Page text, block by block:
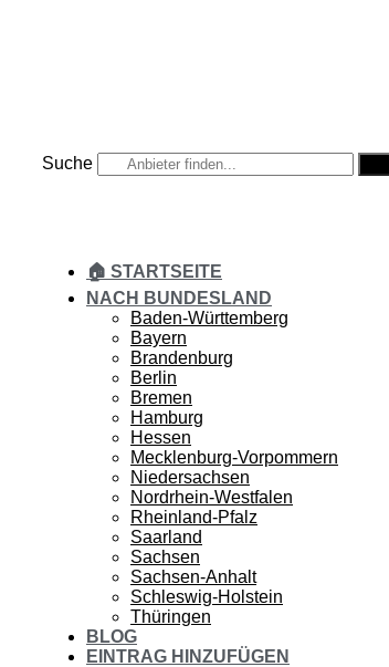
Suche
🏠 STARTSEITE
NACH BUNDESLAND
Baden-Württemberg
Bayern
Brandenburg
Berlin
Bremen
Hamburg
Hessen
Mecklenburg-Vorpommern
Niedersachsen
Nordrhein-Westfalen
Rheinland-Pfalz
Saarland
Sachsen
Sachsen-Anhalt
Schleswig-Holstein
Thüringen
BLOG
EINTRAG HINZUFÜGEN